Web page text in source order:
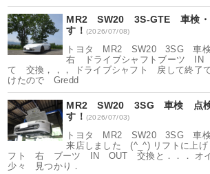
MR2 SW20 3S-GTE 車検・
す！ (2026/07/08)
トヨタ MR2 SW20 3SG 車検
右 ドライブシャフトブーツ IN
て 交換，，， ドライブシャフト 戻して終了
けたので Gredd
MR2 SW20 3SG 車検 点
す！ (2026/07/03)
トヨタ MR2 SW20 3SG 車検
来店しました (^_^) リフトに上
フト 右 ブーツ IN OUT 交換と．．． オイ
少々 見つかり．